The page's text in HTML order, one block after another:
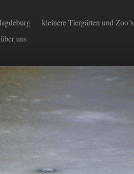
kleinere Tiergärten und Zoo´s
uns